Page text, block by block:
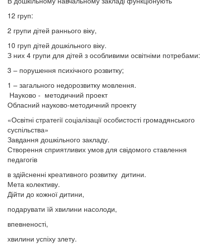
12 груп:
2 групи дітей раннього віку,
10 груп дітей дошкільного віку.
З них 4 групи для дітей з особливими освітніми потребами:
3 – порушення психічного розвитку;
1 – загального недорозвитку мовлення.
Науково - методичний проект
Обласний науково-методичний проекту
«Освітні стратегії соціалізації особистості громадянського
суспільства»
Завдання дошкільного закладу.
Створення сприятливих умов для свідомого ставлення
педагогів
в здійсненні креативного розвитку дитини.
Мета колективу.
Дійти до кожної дитини,
подарувати їй хвилини насолоди,
впевненості,
хвилини успіху злету.